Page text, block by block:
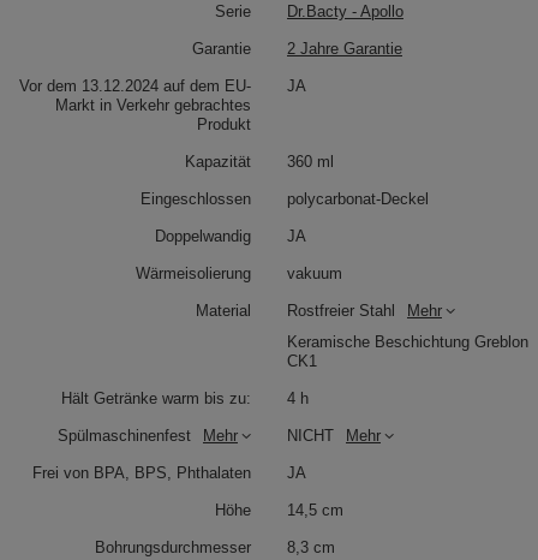
Serie Dr.Bacty - Apollo
Garantie 2 Jahre Garantie
Vor dem 13.12.2024 auf dem EU-
Markt in Verkehr gebrachtes
Produkt
JA
Kapazität 360 ml
Eingeschlossen polycarbonat-Deckel
Doppelwandig JA
Wärmeisolierung vakuum
Material Rostfreier Stahl
Mehr
Keramische Beschichtung Greblon
CK1
Hält Getränke warm bis zu: 4 h
Spülmaschinenfest Mehr NICHT Mehr
Frei von BPA, BPS, Phthalaten JA
Höhe 14,5 cm
Bohrungsdurchmesser 8,3 cm